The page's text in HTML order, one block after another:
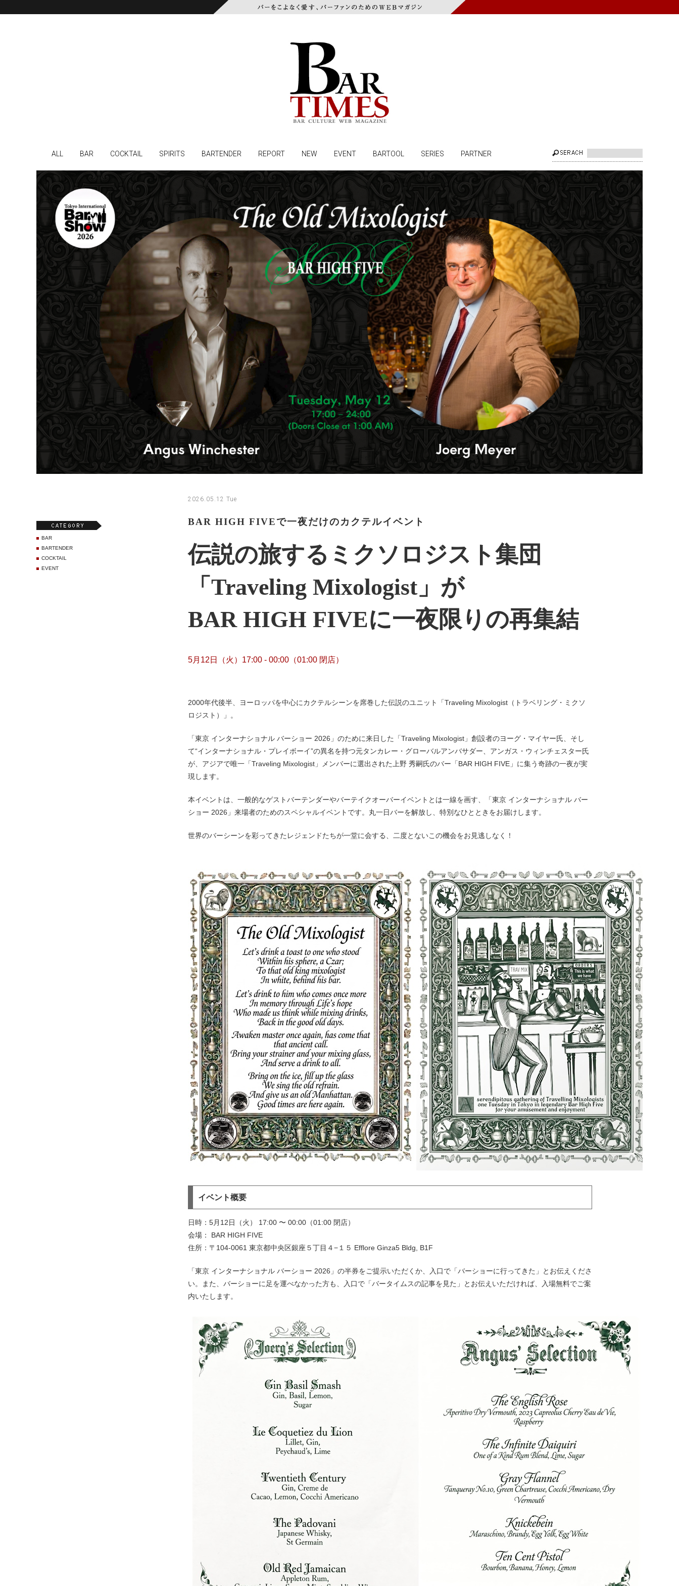
ALL BAR COCKTAIL SPIRITS BARTENDER REPORT NEW EVENT BARTOOL SERIES PARTNER
2026.05.12 Tue
BAR HIGH FIVEで一夜だけのカクテルイベント
伝説の旅するミクソロジスト集団
「Traveling Mixologist」が
BAR HIGH FIVEに一夜限りの再集結
5月12日（火）17:00 - 00:00（01:00 閉店）
2000年代後半、ヨーロッパを中心にカクテルシーンを席巻した伝説のユニット「Traveling Mixologist（トラベリング・ミクソ
ロジスト）」。
「東京 インターナショナル バーショー 2026」のために来日した「Traveling Mixologist」創設者のヨーグ・マイヤー氏、そし
て“インターナショナル・プレイボーイ”の異名を持つ元タンカレー・グローバルアンバサダー、アンガス・ウィンチェスター氏
が、アジアで唯一「Traveling Mixologist」メンバーに選出された上野 秀嗣氏のバー「BAR HIGH FIVE」に集う奇跡の一夜が実
現します。
本イベントは、一般的なゲストバーテンダーやバーテイクオーバーイベントとは一線を画す、「東京 インターナショナル バー
ショー 2026」来場者のためのスペシャルイベントです。丸一日バーを解放し、特別なひとときをお届けします。
世界のバーシーンを彩ってきたレジェンドたちが一堂に会する、二度とないこの機会をお見逃しなく！
イベント概要
日時：5月12日（火） 17:00 〜 00:00（01:00 閉店）
会場： BAR HIGH FIVE
住所：〒104-0061 東京都中央区銀座５丁目４−１５ Efflore Ginza5 Bldg, B1F
「東京 インターナショナル バーショー 2026」の半券をご提示いただくか、入口で「バーショーに行ってきた」とお伝えくださ
い。また、バーショーに足を運べなかった方も、入口で「バータイムスの記事を見た」とお伝えいただければ、入場無料でご案
内いたします。
BAR
BARTENDER
COCKTAIL
EVENT